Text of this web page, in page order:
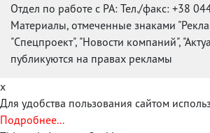
Отдел по работе с РА: Тел./факс: +38
Материалы, отмеченные знаками
"Спецпроект", "Новости компаний",
публикуются на правах рекламы
x
Для удобства пользования сайтом
Подробнее...